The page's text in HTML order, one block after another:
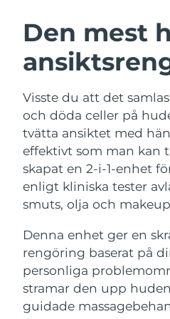
Den mest
Visste du att det
och döda celler på
tvätta ansiktet med
effektivt som man kan
skapat en 2-i-1-enhet
enligt kliniska tester
smuts, olja och
Denna enhet ger en
rengöring baserat på
personliga
stramar den upp
guidade
LUNA™ 4-
Anti-aging
LUNA™ 4
Massage, LED
LUNA™ 4
For men, anti-
BEAR™ 2-
Microcurrent
BEAR™ 2
Microcurrent
BEAR™ 2
Microcurrent
Återfuktning
UFO™ 3-
Deep facial
UFO™ 3
Near-infrared
device
issa™ 4
Hybrid silicone
issa™ 4
Smart hybrid
FAQ™ ANTI-AGING-
Anti-aging
Österrike
Bahrain
Belgien
Bermuda
Bosnien och
Hercegovina
Brunei
Bulgarien
Kanada
Chile